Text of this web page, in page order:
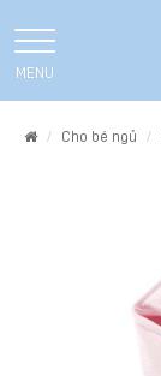
MENU
HomeCho bé ngủ